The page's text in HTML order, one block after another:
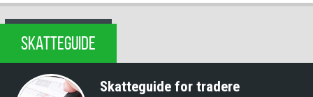
SKATTEGUIDE
Skatteguide for tradere